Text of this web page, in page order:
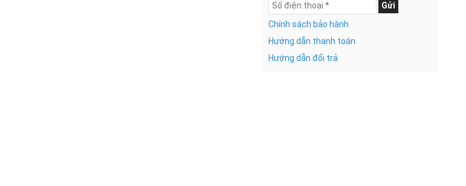
Gửi
Chính sách bảo hành
Hướng dẫn thanh toán
Hướng dẫn đổi trả